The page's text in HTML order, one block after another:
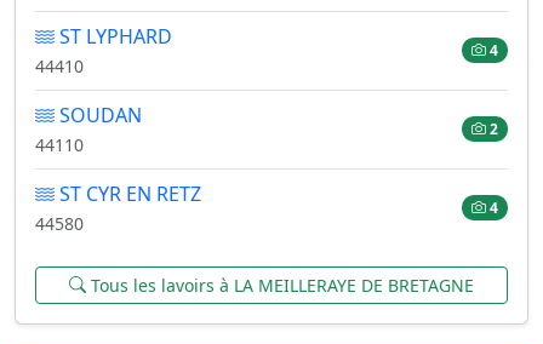
ST LYPHARD
44410
4
SOUDAN
44110
2
ST CYR EN RETZ
44580
4
Tous les lavoirs à LA MEILLERAYE DE BRETAGNE